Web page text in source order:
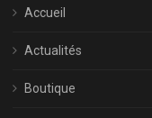
Accueil
Actualités
Boutique